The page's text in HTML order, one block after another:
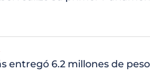
entregó 6.2 millones de